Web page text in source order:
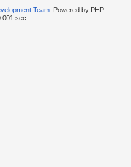
Team. Powered by PHP
sec.